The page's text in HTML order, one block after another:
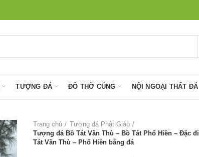
TƯỢNG ĐÁ ĐỒ THỜ CÚNG NỘI NGOẠI THẤT ĐÁ
Trang chủ
Tượng đá Phật Giáo
Tượng đá Bồ Tát Văn Thù – Bồ Tát Phổ Hiền – Đặc
Tát Văn Thù – Phổ Hiền bằng đá